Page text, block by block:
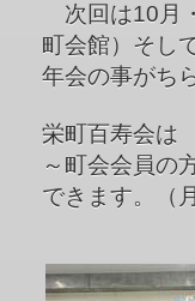
次回は10月
町会館）そし
年会の事がち
栄町百寿会は
～町会会員の
できます。（